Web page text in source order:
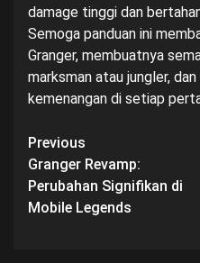
damage tinggi dan
Semoga panduan ini
Granger, membuatnya
marksman atau jungler,
kemenangan di setiap
Post
navigation
Previous
Granger Revamp:
Perubahan Signifikan di
Mobile Legends